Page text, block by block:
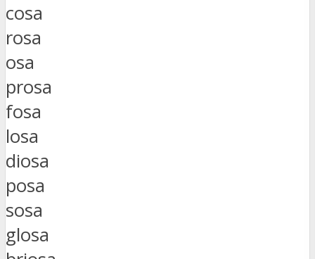
cosa
rosa
osa
prosa
fosa
losa
diosa
posa
sosa
glosa